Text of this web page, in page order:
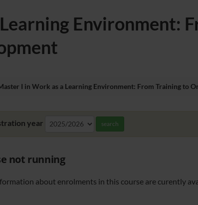
Environment:
I in Work as a Learning Environment: From Training to
year search
not running
about enrolments in this course are curently